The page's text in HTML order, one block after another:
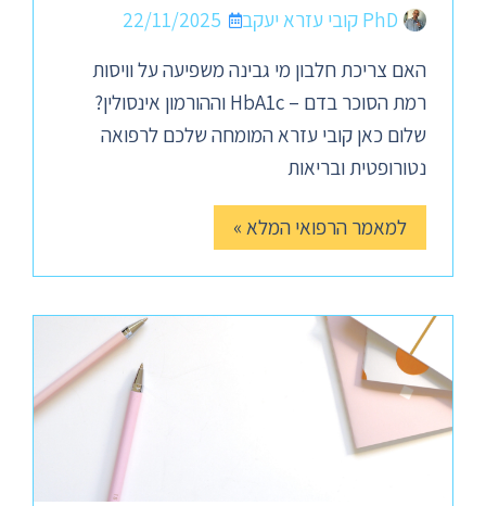
PhD קובי עזרא יעקב
22/11/2025
האם צריכת חלבון מי גבינה משפיעה על וויסות
רמת הסוכר בדם – HbA1c וההורמון אינסולין?
שלום כאן קובי עזרא המומחה שלכם לרפואה
נטורופטית ובריאות
למאמר הרפואי המלא »